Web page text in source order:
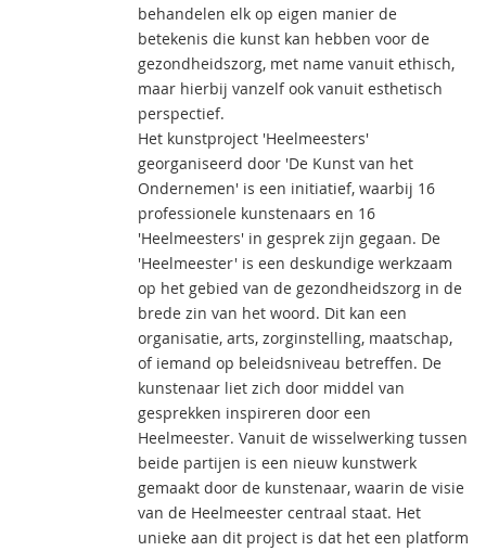
behandelen elk op eigen manier de
betekenis die kunst kan hebben voor de
gezondheidszorg, met name vanuit ethisch,
maar hierbij vanzelf ook vanuit esthetisch
perspectief.
Het kunstproject 'Heelmeesters'
georganiseerd door 'De Kunst van het
Ondernemen' is een initiatief, waarbij 16
professionele kunstenaars en 16
'Heelmeesters' in gesprek zijn gegaan. De
'Heelmeester' is een deskundige werkzaam
op het gebied van de gezondheidszorg in de
brede zin van het woord. Dit kan een
organisatie, arts, zorginstelling, maatschap,
of iemand op beleidsniveau betreffen. De
kunstenaar liet zich door middel van
gesprekken inspireren door een
Heelmeester. Vanuit de wisselwerking tussen
beide partijen is een nieuw kunstwerk
gemaakt door de kunstenaar, waarin de visie
van de Heelmeester centraal staat. Het
unieke aan dit project is dat het een platform